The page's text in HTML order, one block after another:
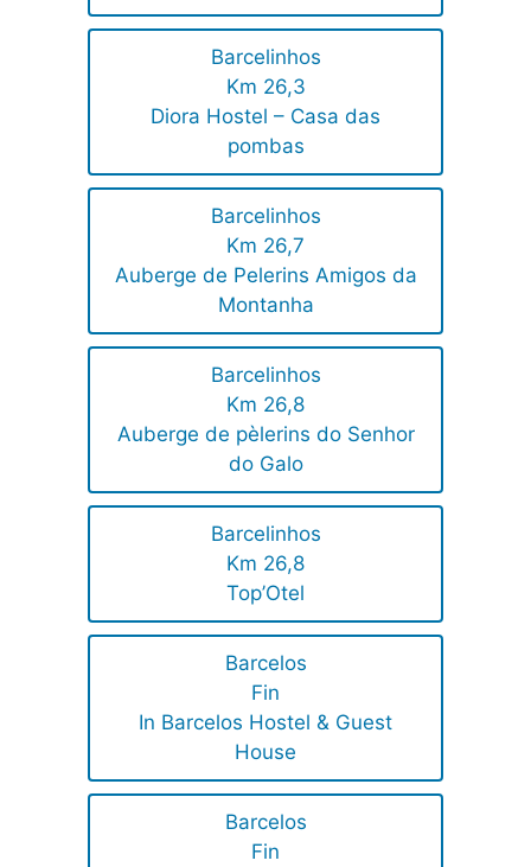
Barcelinhos
Km 26,3
Diora Hostel – Casa das
pombas
Barcelinhos
Km 26,7
Auberge de Pelerins Amigos da
Montanha
Barcelinhos
Km 26,8
Auberge de pèlerins do Senhor
do Galo
Barcelinhos
Km 26,8
Top’Otel
Barcelos
Fin
In Barcelos Hostel & Guest
House
Barcelos
Fin